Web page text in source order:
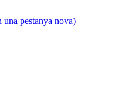
pestanya nova)